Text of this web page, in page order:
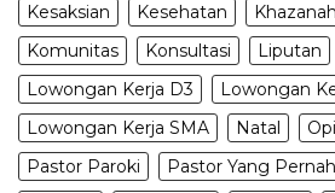
Kesaksian
Kesehatan
Komunitas
Konsultasi
Liputan
Lowongan Kerja D3
Lowongan
Lowongan Kerja SMA
Natal
Pastor Paroki
Pastor Yang